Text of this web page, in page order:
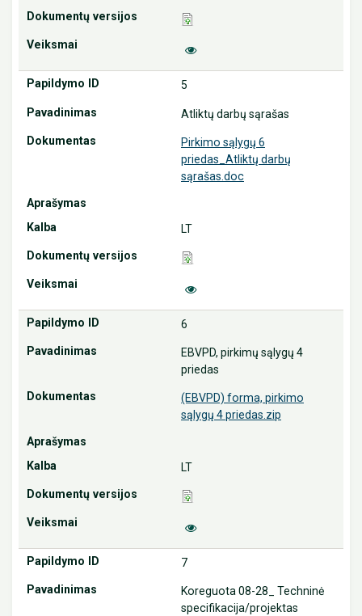
5
Atliktų darbų sąrašas
Pirkimo sąlygų 6
priedas_Atliktų darbų
sąrašas.doc
LT
6
EBVPD, pirkimų sąlygų 4
priedas
(EBVPD) forma, pirkimo
sąlygų 4 priedas.zip
LT
7
Koreguota 08-28_ Techninė
specifikacija/projektas